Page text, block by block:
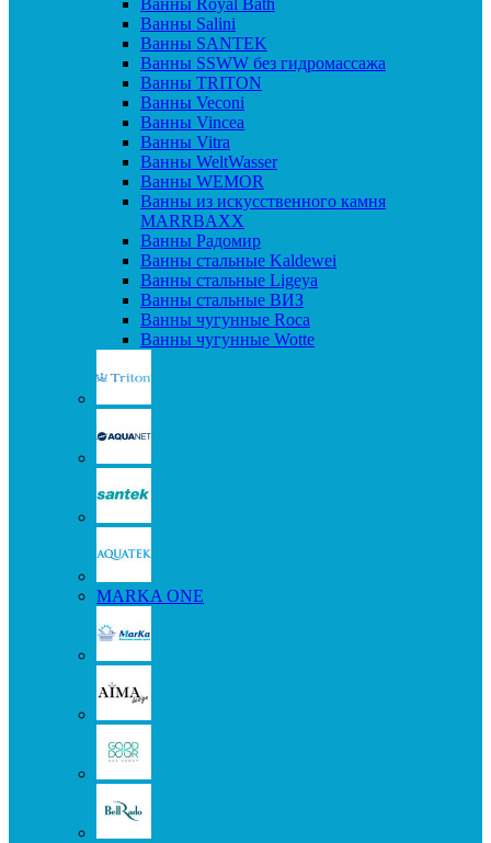
Ванны Royal Bath
Ванны Salini
Ванны SANTEK
Ванны SSWW без гидромассажа
Ванны TRITON
Ванны Veconi
Ванны Vincea
Ванны Vitra
Ванны WeltWasser
Ванны WEMOR
Ванны из искусственного камня
MARRBAXX
Ванны Радомир
Ванны стальные Kaldewei
Ванны стальные Ligeya
Ванны стальные ВИЗ
Ванны чугунные Roca
Ванны чугунные Wotte
MARKA ONE